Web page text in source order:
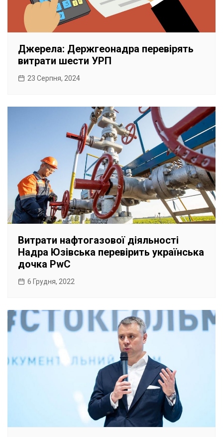
Джерела: Держгеонадра перевірять
витрати шести УРП
23 Серпня, 2024
Витрати нафтогазової діяльності
Надра Юзівська перевірить українська
дочка PwC
6 Грудня, 2022